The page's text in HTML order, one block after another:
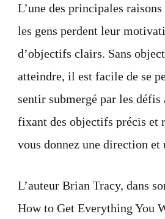
L’une des principales
les gens perdent leur
d’objectifs clairs. Sans
atteindre, il est facile de se
sentir submergé par les défis
fixant des objectifs précis et
vous donnez une direction et
L’auteur Brian Tracy, dans
How to Get Everything You